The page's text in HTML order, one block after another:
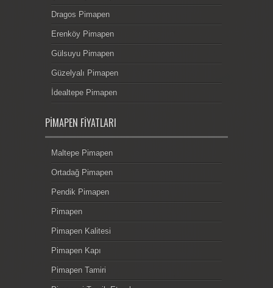
Dragos Pimapen
Erenköy Pimapen
Gülsuyu Pimapen
Güzelyalı Pimapen
İdealtepe Pimapen
PIMAPEN FIYATLARI
Maltepe Pimapen
Ortadağ Pimapen
Pendik Pimapen
Pimapen
Pimapen Kalitesi
Pimapen Kapı
Pimapen Tamiri